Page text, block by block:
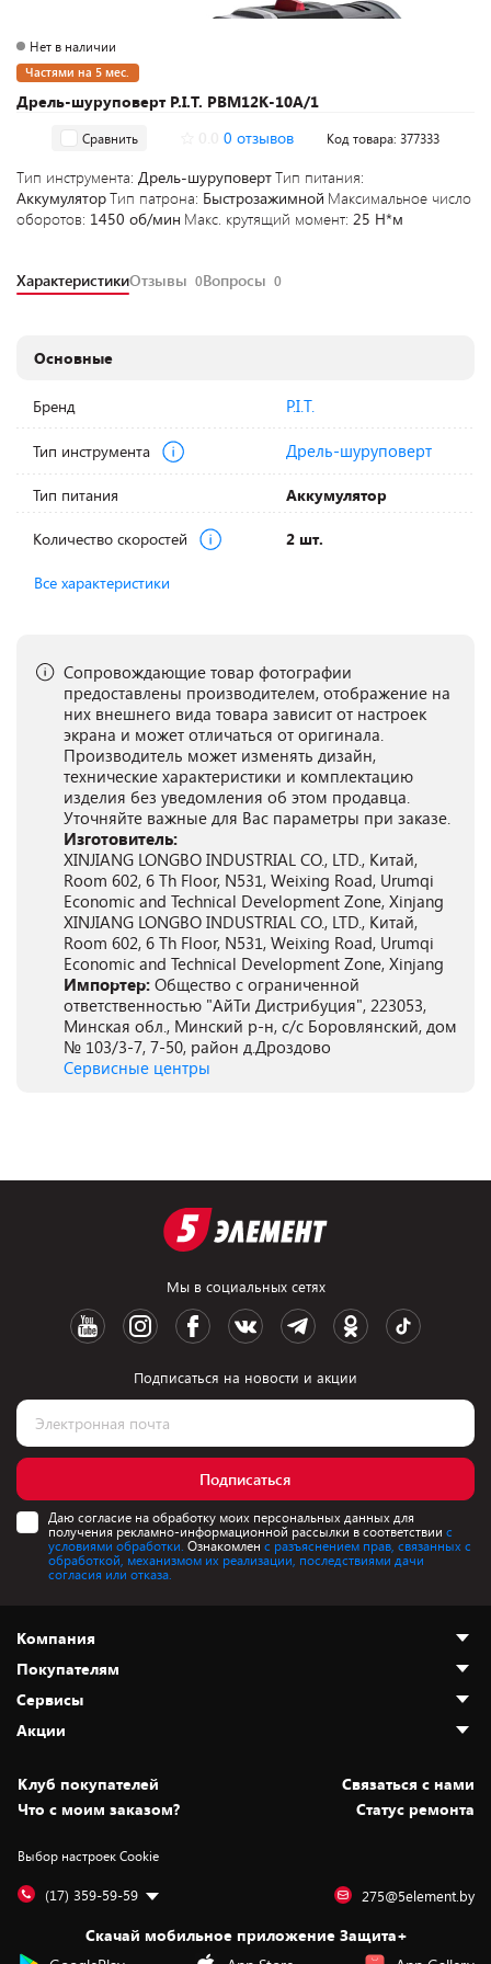
Дрель-шуруповерт P.I.T. PBM12K-10A/1
Нет в наличии
Частями на 5 мес.
Сравнить 0 отзывов Код товара: 377333
Тип инструмента: Дрель-шуруповертТип питания:
АккумуляторТип патрона: Быстрозажимной Максимальное число
оборотов: 1450 об/мин Макс. крутящий момент: 25 Н*м
ХарактеристикиОтзывы 0Вопросы 0
Основные
Бренд P.I.T.
Тип инструмента Дрель-шуруповерт
Тип питания Аккумулятор
Количество скоростей 2 шт.
Все характеристики
Сопровождающие товар фотографии
предоставлены производителем, отображение на
них внешнего вида товара зависит от настроек
экрана и может отличаться от оригинала.
Производитель может изменять дизайн,
технические характеристики и комплектацию
изделия без уведомления об этом продавца.
Уточняйте важные для Вас параметры при заказе.
Изготовитель:
XINJIANG LONGBO INDUSTRIAL CO., LTD., Китай,
Room 602, 6 Th Floor, N531, Weixing Road, Urumqi
Economic and Technical Development Zone, Xinjang
XINJIANG LONGBO INDUSTRIAL CO., LTD., Китай,
Room 602, 6 Th Floor, N531, Weixing Road, Urumqi
Economic and Technical Development Zone, Xinjang
Импортер: Общество с ограниченной
ответственностью "АйТи Дистрибуция", 223053,
Минская обл., Минский р-н, с/с Боровлянский, дом
№ 103/3-7, 7-50, район д.Дроздово
Сервисные центры
Мы в социальных сетях
Подписаться на новости и акции
Подписаться
Даю согласие на обработку моих персональных данных для
получения рекламно-информационной рассылки в соответствии с
условиями обработки. Ознакомлен с разъяснением прав, связанных с
обработкой, механизмом их реализации, последствиями дачи
согласия или отказа.
Компания
О нас
Адреса магазинов
Новости
Статьи и обзоры
Вакансии
Дай пять добру!
Покупателям
Как сделать заказ
Оплата и доставка
Безналичный расчёт
Обмен и возврат товара
Обработка персональных данных
Подарочные карты
Сервисы
Установка техники
Для игровых консолей
Для мобильных устройств
Для компьютеров
Сервисные центры
Акции
Скидки и промокоды
Белорусские товары
Бонусы
Оплата частями
Новинки
Клуб покупателей
Cвязаться с нами
Что с моим заказом?
Статус ремонта
Выбор настроек Cookie
(17) 359-59-59 275@5element.by
Скачай мобильное приложение Защита+